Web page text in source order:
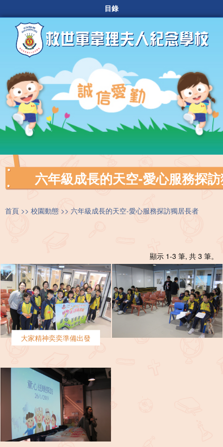
目錄
六年級成長的天空-愛心服務探
首頁 校園動態 六年級成長的天空-愛心服務探訪獨居長者
顯示 1-3 筆, 共 3 筆。
大家精神奕奕準備出發